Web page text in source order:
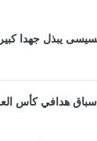
يبذل جهدا